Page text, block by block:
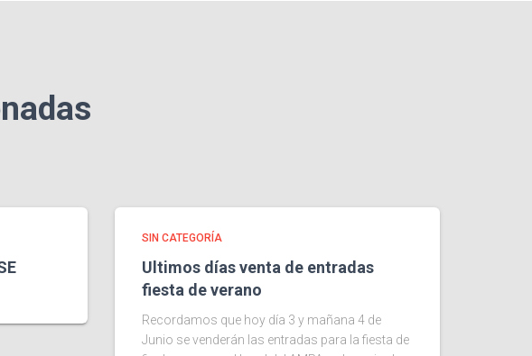
SIN CATEGORÍA
Ultimos días venta de entradas
fiesta de verano
Recordamos que hoy día 3 y mañana 4 de
Junio se venderán las entradas para la fiesta de